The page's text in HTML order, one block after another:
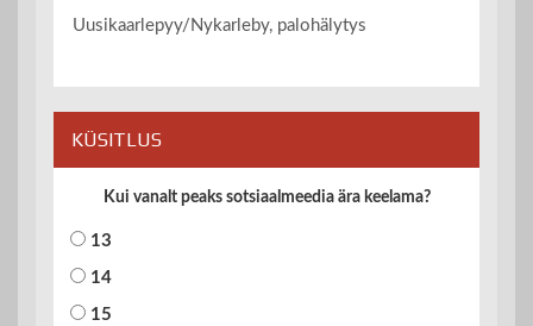
Uusikaarlepyy/Nykarleby, palohälytys
KÜSITLUS
Kui vanalt peaks sotsiaalmeedia ära keelama?
13
14
15